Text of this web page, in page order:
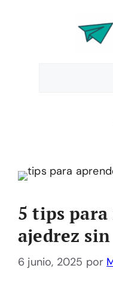
5 tips
ajedrez
6 junio, 2025 por